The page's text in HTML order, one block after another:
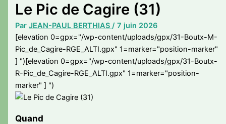
Le Pic de Cagire (31)
ParJEAN-PAUL BERTHIAS/7 juin 2026
[elevation 0=gpx="/wp-content/uploads/gpx/31-Boutx-M-
Pic_de_Cagire-RGE_ALTI.gpx" 1=marker="position-marker"
] ")[elevation 0=gpx="/wp-content/uploads/gpx/31-Boutx-
R-Pic_de_Cagire-RGE_ALTI.gpx" 1=marker="position-
marker" ] ")
Quand